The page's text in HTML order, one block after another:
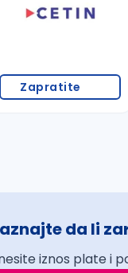
greške (koristite
odabrani grad
Zapratite
da li
iznos plate i